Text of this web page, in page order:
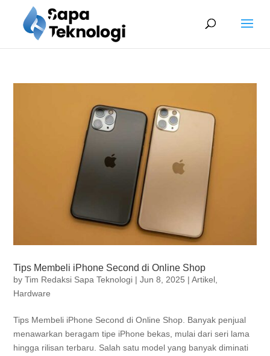
Tips Membeli iPhone Second di Online Shop
byTim Redaksi Sapa Teknologi |Jun 8, 2025 |Artikel
Hardware
Tips Membeli iPhone Second di Online Shop. Banyak penjual
menawarkan beragam tipe iPhone bekas, mulai dari seri lama
hingga rilisan terbaru. Salah satu model yang banyak diminati